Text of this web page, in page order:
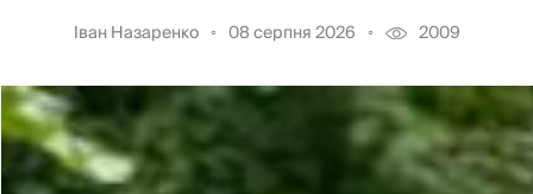
Іван Назаренко 08 серпня 2026 2009